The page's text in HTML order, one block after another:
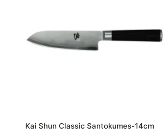
Kai Shun Classic Santokumes-14cm